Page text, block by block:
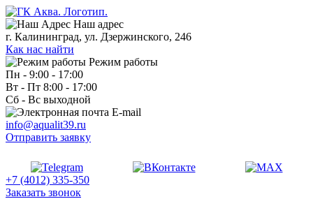
Наш адрес
г. Калининград, ул. Дзержинского, 246
Как нас найти
Режим работы
Пн - 9:00 - 17:00
Вт - Пт 8:00 - 17:00
Сб - Вс выходной
E-mail
info@aqualit39.ru
Отправить заявку
+7 (4012) 335-350
Заказать звонок